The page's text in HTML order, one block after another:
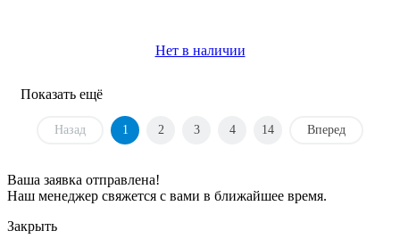
Нет в наличии
Показать ещё
Назад 1 2 3 4 14 Вперед
Ваша заявка отправлена!
Наш менеджер свяжется с вами в ближайшее время.
Закрыть